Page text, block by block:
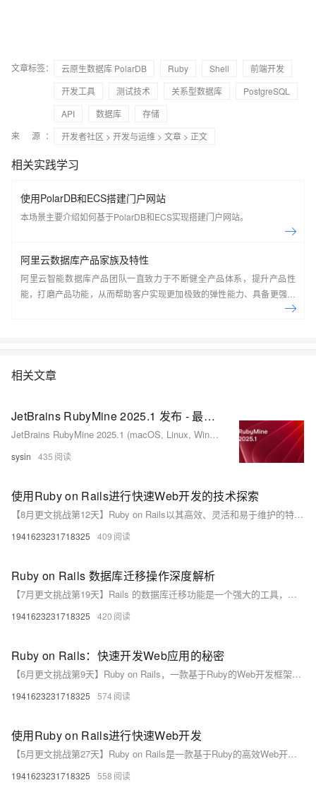
文章标签： 云原生数据库 PolarDB Ruby Shell
前端开发
开发工具
测试技术 关系型数据库
PostgreSQL
API
数据库
存储
来 源：
开发者社区 > 开发与运维 > 文章 > 正文
相关实践学习
使用PolarDB和ECS搭建门户网站
本场景主要介绍如何基于PolarDB和ECS实现搭建门户网站。
阿里云数据库产品家族及特性
阿里云智能数据库产品团队一直致力于不断健全产品体系，提升产品性
能，打磨产品功能，从而帮助客户实现更加极致的弹性能力、具备更强的
扩展能力、并利用云设施进一步降低企业成本。以云原生+分布式为核心
台，为阿里巴巴经济体以及各个行业的企业客户和开发者提供从公共云到
数据库产品家族及特性。
相关文章
JetBrains RubyMine 2025.1 发布 - 最智能的 Ruby 与 Rails IDE
JetBrains RubyMine 2025.1 (macOS, Linux, Windows) - 最智能的 Ruby 与 Rails IDE
sysin 435
使用Ruby on Rails进行快速Web开发的技术探索
【8月更文挑战第12天】Ruby on Rails以其高效、灵活和易于维护的特点，成为了快速Web开发领域的佼佼者。通过遵循Rails的约定和最佳实践，开发者可以更加专注于业务逻辑的实现，快速构建出高质量的Web应用。当然，正如任何技术框架一样，Rails也有其适用场景和局限性，开发者需要根据项目需求和个人偏好做出合适的选择。
1941623231718325 409
Ruby on Rails 数据库迁移操作深度解析
【7月更文挑战第19天】Rails 的数据库迁移功能是一个强大的工具，它帮助开发者以版本控制的方式管理数据库结构的变更。通过遵循最佳实践，并合理利用 Rails 提供的迁移命令和方法，我们可以更加高效、安全地管理数据库结构，确保应用的稳定性和可扩展性。
1941623231718325 420
Ruby on Rails：快速开发Web应用的秘密
【6月更文挑战第9天】Ruby on Rails，一款基于Ruby的Web开发框架，以其高效、简洁和强大备受青睐。通过“约定优于配置”减少配置工作，内置丰富功能库加速开发，如路由、数据库访问。活跃的社区和海量资源提供支持，MVC架构与RESTful设计确保代码清晰可扩展。高效的数据库迁移和测试工具保证质量。Rails是快速构建Web应用的理想选择，未来将持续影响Web开发领域。
1941623231718325 574
使用Ruby on Rails进行快速Web开发
【5月更文挑战第27天】Ruby on Rails是一款基于Ruby的高效Web开发框架，以其快速开发、简洁优雅和强大的社区支持著称。遵循“约定优于配置”，Rails简化了开发流程，通过MVC架构保持代码清晰。安装Ruby和Rails后，可使用命令行工具创建项目、定义模型、控制器和视图，配置路由，并运行测试。借助Gem扩展功能，优化性能和确保安全性，Rails是快速构建高质量Web应用的理想选择。
1941623231718325 558